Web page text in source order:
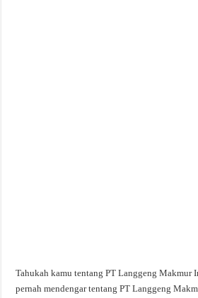
Tahukah kamu tentang PT Langgeng Makmur
pernah mendengar tentang PT Langgeng